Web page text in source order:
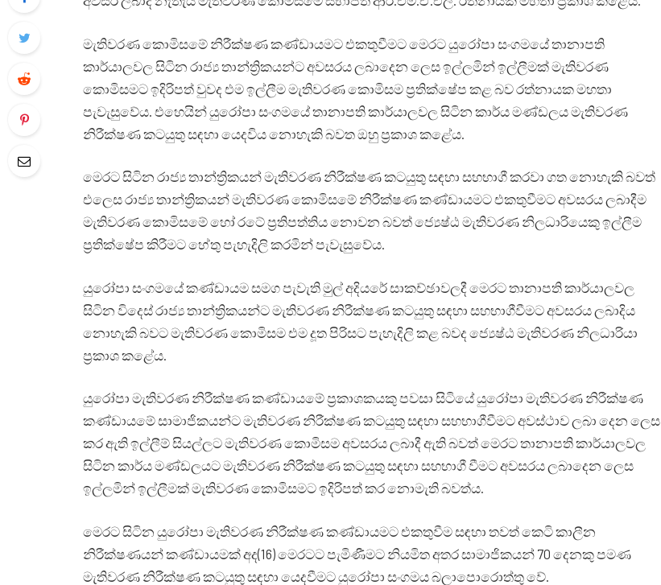
මැතිවරණ කොමිසමේ නිරීක්ෂණ කණ්ඩායමට එකතුවීමට මෙරට යුරෝපා සංගමයේ තානාපති
කාර්යාලවල සිටින රාජ්‍ය තාන්ත්‍රිකයන්ට අවසරය ලබාදෙන ලෙස ඉල්ලමින් ඉල්ලීමක් මැතිවරණ
කොමිසමට ඉදිරිපත් වුවද එම ඉල්ලීම මැතිවරණ කොමිසම ප්‍රතික්ෂේප කළ බව රත්නායක මහතා
පැවැසුවේය. එහෙයින් යුරෝපා සංගමයේ තානාපති කාර්යාලවල සිටින කාර්ය මණ්ඩලය මැතිවරණ
නිරීක්ෂණ කටයුතු සඳහා යෙදවිය නොහැකි බවත ඔහු ප්‍රකාශ කළේය.
මෙරට සිටින රාජ්‍ය තාන්ත්‍රිකයන් මැතිවරණ නිරීක්ෂණ කටයුතු සඳහා සහභාගී කරවා ගත නොහැකි බවත්
එලෙස රාජ්‍ය තාන්ත්‍රිකයන් මැතිවරණ කොමිසමේ නිරීක්ෂණ කණ්ඩායමට එකතුවීමට අවසරය ලබාදීම
මැතිවරණ කොමිසමේ හෝ රටේ ප්‍රතිපත්තිය නොවන බවත් ජ්‍යෙෂ්ඨ මැතිවරණ නිලධාරියෙකු ඉල්ලීම
ප්‍රතික්ෂේප කිරීමට හේතු පැහැදිලි කරමින් පැවැසුවේය.
යුරෝපා සංගමයේ කණ්ඩායම සමග පැවැති මුල් අදියරේ සාකච්ඡාවලදී මෙරට තානාපති කාර්යාලවල
සිටින විදෙස් රාජ්‍ය තාන්ත්‍රිකයන්ට මැතිවරණ නිරීක්ෂණ කටයුතු සඳහා සහභාගීවීමට අවසරය ලබාදිය
නොහැකි බවට මැතිවරණ කොමිසම එම දූත පිරිසට පැහැදිලි කළ බවද ජ්‍යෙෂ්ඨ මැතිවරණ නිලධාරියා
ප්‍රකාශ කළේය.
යුරෝපා මැතිවරණ නිරීක්ෂණ කණ්ඩායමේ ප්‍රකාශකයකු පවසා සිටියේ යුරෝපා මැතිවරණ නිරීක්ෂණ
කණ්ඩායමේ සාමාජිකයන්ට මැතිවරණ නිරීක්ෂණ කටයුතු සඳහා සහභාගීවීමට අවස්ථාව ලබා දෙන ලෙස
කර ඇති ඉල්ලීම් සියල්ලට මැතිවරණ කොමිසම අවසරය ලබාදී ඇති බවත් මෙරට තානාපති කාර්යාලවල
සිටින කාර්ය මණ්ඩලයට මැතිවරණ නිරීක්ෂණ කටයුතු සඳහා සහභාගී වීමට අවසරය ලබාදෙන ලෙස
ඉල්ලමින් ඉල්ලීමක් මැතිවරණ කොමිසමට ඉදිරිපත් කර නොමැති බවත්ය.
මෙරට සිටින යුරෝපා මැතිවරණ නිරීක්ෂණ කණ්ඩායමට එකතුවීම සඳහා තවත් කෙටි කාලීන
නිරීක්ෂණයන් කණ්ඩායමක් අද(16) මෙරටට පැමිණීමට නියමිත අතර සාමාජිකයන් 70 දෙනකු පමණ
මැතිවරණ නිරීක්ෂණ කටයුතු සඳහා යෙදවීමට යුරෝපා සංගමය බලාපොරොත්තු වේ.